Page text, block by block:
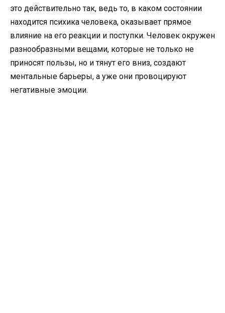
это действительно так, ведь то, в каком состоянии
находится психика человека, оказывает прямое
влияние на его реакции и поступки. Человек окружен
разнообразными вещами, которые не только не
приносят пользы, но и тянут его вниз, создают
ментальные барьеры, а уже они провоцируют
негативные эмоции.